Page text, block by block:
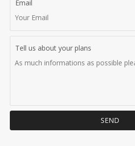
Email
Tell us about your plans
SEND